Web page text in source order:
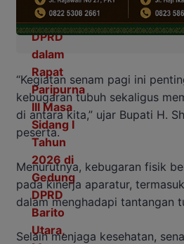
“Kegiatan senam pagi ini
kebugaran tubuh sekaligus
di antara kita,” ujar Bupati H.
peserta.
Menurutnya, kebugaran fisik
pada kinerja aparatur,
dalam menghadapi tantangan
Selain menjaga kesehatan,